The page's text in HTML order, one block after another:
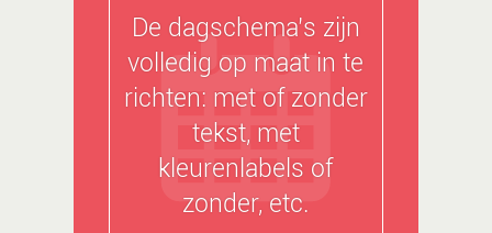
De dagschema’s zijn
volledig op maat in te
richten: met of zonder
tekst, met
kleurenlabels of
zonder, etc.